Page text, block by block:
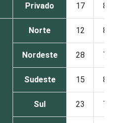
Privado 17 83
Norte 12 88
Nordeste 28 72
Sudeste 15 85
Sul 23 77